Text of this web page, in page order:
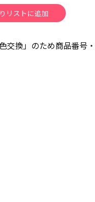
色交換」のため商品番号